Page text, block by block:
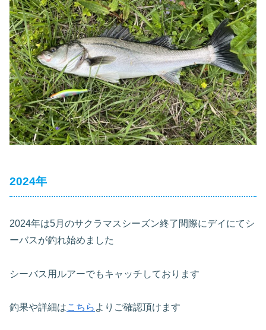
2024年
2024年は5月のサクラマスシーズン終了間際にデイにてシ
ーバスが釣れ始めました
シーバス用ルアーでもキャッチしております
釣果や詳細はこちら よりご確認頂けます